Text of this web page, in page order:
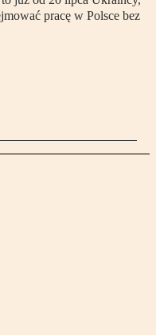
pracę w Polsce bez